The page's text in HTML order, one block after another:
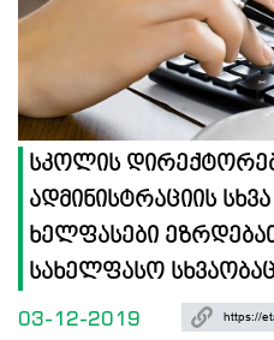
სკოლის
ადმინისტრაციის
ხელფასები
სახელფასო
03-12-2019